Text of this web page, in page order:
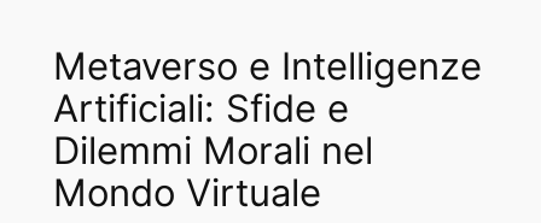
Metaverso e Intelligenze
Artificiali: Sfide e
Dilemmi Morali nel
Mondo Virtuale